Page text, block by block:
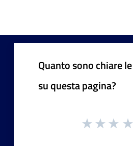
Quanto sono chiare
su questa pagina?